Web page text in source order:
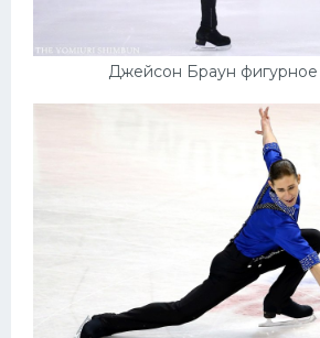
Джейсон Браун фигурное